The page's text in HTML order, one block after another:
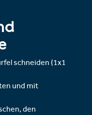
schneiden (1x1
und mit
den